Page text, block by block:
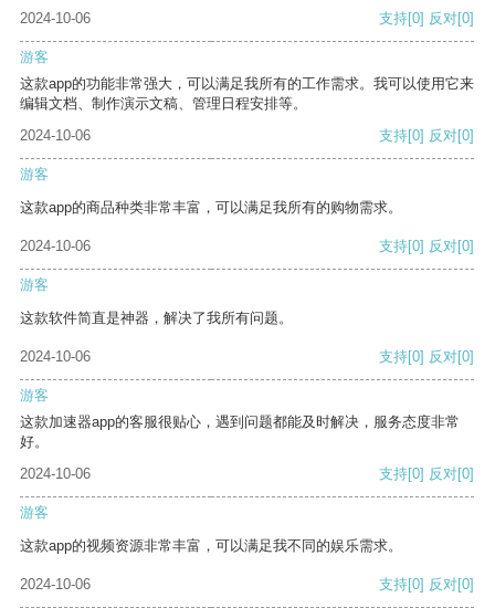
2024-10-06 支持[0] 反对[0]
游客
这款app的功能非常强大，可以满足我所有的工作需求。我可以使用它来
编辑文档、制作演示文稿、管理日程安排等。
2024-10-06
支持[0] 反对[0]
游客
这款app的商品种类非常丰富，可以满足我所有的购物需求。
2024-10-06 支持[0] 反对[0]
游客
这款软件简直是神器，解决了我所有问题。
2024-10-06 支持[0] 反对[0]
游客
这款加速器app的客服很贴心，遇到问题都能及时解决，服务态度非常
好。
2024-10-06
支持[0] 反对[0]
游客
这款app的视频资源非常丰富，可以满足我不同的娱乐需求。
2024-10-06 支持[0] 反对[0]